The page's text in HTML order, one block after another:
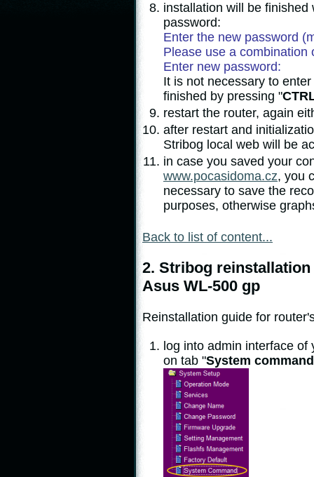
installation will be
password:
Enter the new password
Please use a combination
Enter new password:
It is not necessary to
finished by pressing "
restart the router, again
after restart and
Stribog local web will be
in case you saved your
www.pocasidoma.cz, you
necessary to save the
purposes, otherwise
Back to list of content...
2. Stribog
Asus WL-500 gp
Reinstallation guide for
log into admin interface
on tab "System command